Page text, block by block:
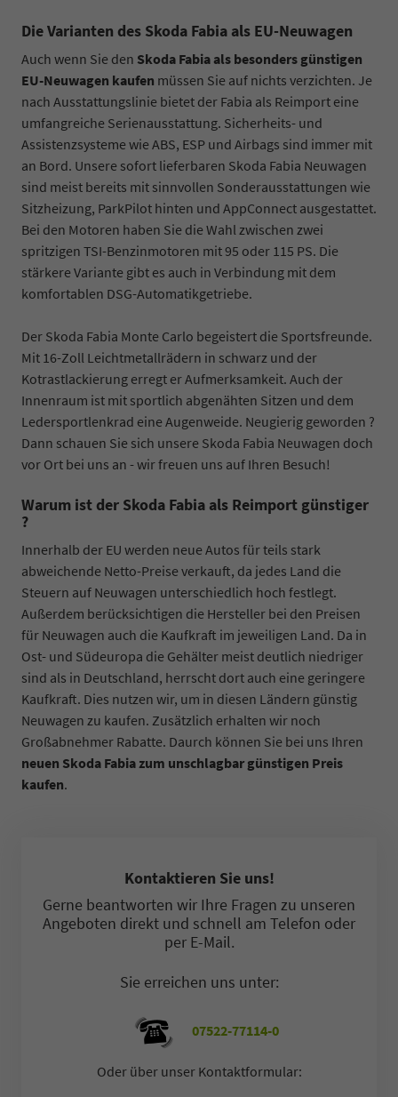
Die Varianten des Skoda Fabia als EU-Neuwagen
Auch wenn Sie den Skoda Fabia als besonders günstigen
EU-Neuwagen kaufen müssen Sie auf nichts verzichten. Je
nach Ausstattungslinie bietet der Fabia als Reimport eine
umfangreiche Serienausstattung. Sicherheits- und
Assistenzsysteme wie ABS, ESP und Airbags sind immer mit
an Bord. Unsere sofort lieferbaren Skoda Fabia Neuwagen
sind meist bereits mit sinnvollen Sonderausstattungen wie
Sitzheizung, ParkPilot hinten und AppConnect ausgestattet.
Bei den Motoren haben Sie die Wahl zwischen zwei
spritzigen TSI-Benzinmotoren mit 95 oder 115 PS. Die
stärkere Variante gibt es auch in Verbindung mit dem
komfortablen DSG-Automatikgetriebe.
Der Skoda Fabia Monte Carlo begeistert die Sportsfreunde.
Mit 16-Zoll Leichtmetallrädern in schwarz und der
Kotrastlackierung erregt er Aufmerksamkeit. Auch der
Innenraum ist mit sportlich abgenähten Sitzen und dem
Ledersportlenkrad eine Augenweide. Neugierig geworden ?
Dann schauen Sie sich unsere Skoda Fabia Neuwagen doch
vor Ort bei uns an - wir freuen uns auf Ihren Besuch!
Warum ist der Skoda Fabia als Reimport günstiger
?
Innerhalb der EU werden neue Autos für teils stark
abweichende Netto-Preise verkauft, da jedes Land die
Steuern auf Neuwagen unterschiedlich hoch festlegt.
Außerdem berücksichtigen die Hersteller bei den Preisen
für Neuwagen auch die Kaufkraft im jeweiligen Land. Da in
Ost- und Südeuropa die Gehälter meist deutlich niedriger
sind als in Deutschland, herrscht dort auch eine geringere
Kaufkraft. Dies nutzen wir, um in diesen Ländern günstig
Neuwagen zu kaufen. Zusätzlich erhalten wir noch
Großabnehmer Rabatte. Daurch können Sie bei uns Ihren
neuen Skoda Fabia zum unschlagbar günstigen Preis
kaufen.
Kontaktieren Sie uns!
Gerne beantworten wir Ihre Fragen zu unseren
Angeboten direkt und schnell am Telefon oder
per E-Mail.
Sie erreichen uns unter:
07522-77114-0
Oder über unser Kontaktformular: